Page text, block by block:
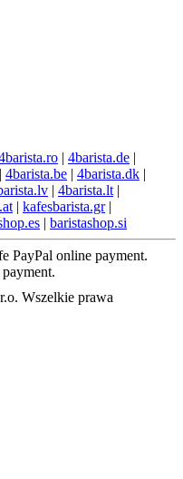
| 4barista.de |
| 4barista.be | 4barista.dk |
| 4barista.lt |
| kafesbarista.gr|
| baristashop.si
Wszelkie prawa